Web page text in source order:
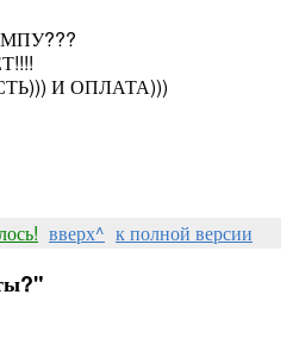
И ОПЛАТА)))
вверх^ к полной версии